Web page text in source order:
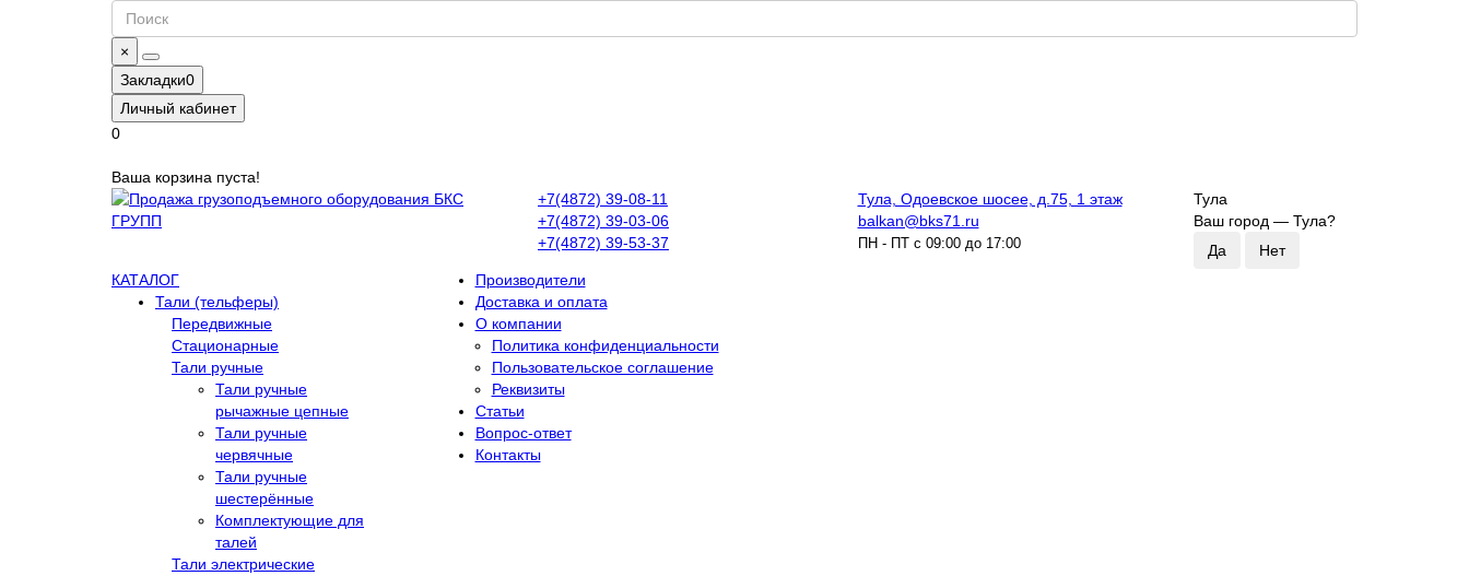
×
Закладки0
Личный кабинет
0
Ваша корзина пуста!
+7(4872) 39-08-11
+7(4872) 39-03-06
+7(4872) 39-53-37
Тула, Одоевское шосее, д.75, 1 этаж
balkan@bks71.ru
ПН - ПТ с 09:00 до 17:00
Тула
Ваш город — Тула?
КАТАЛОГ
Тали (тельферы)
Передвижные
Стационарные
Тали ручные
Тали ручные
рычажные цепные
Тали ручные
червячные
Тали ручные
шестерённые
Комплектующие для
талей
Тали электрические
Производители
Доставка и оплата
О компании
Политика конфиденциальности
Пользовательское соглашение
Реквизиты
Статьи
Вопрос-ответ
Контакты